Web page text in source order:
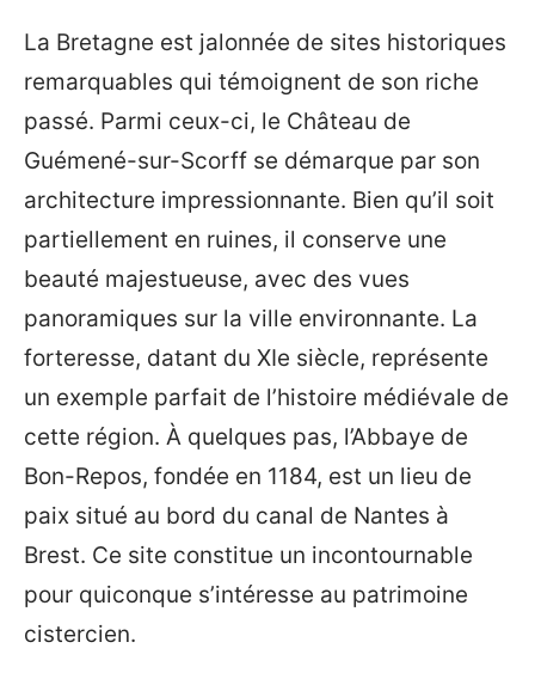
La Bretagne est jalonnée de sites historiques
remarquables qui témoignent de son riche
passé. Parmi ceux-ci, le Château de
Guémené-sur-Scorff se démarque par son
architecture impressionnante. Bien qu’il soit
partiellement en ruines, il conserve une
beauté majestueuse, avec des vues
panoramiques sur la ville environnante. La
forteresse, datant du XIe siècle, représente
un exemple parfait de l’histoire médiévale de
cette région. À quelques pas, l’Abbaye de
Bon-Repos, fondée en 1184, est un lieu de
paix situé au bord du canal de Nantes à
Brest. Ce site constitue un incontournable
pour quiconque s’intéresse au patrimoine
cistercien.